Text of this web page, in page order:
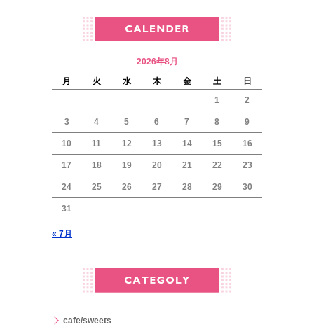
2026年8月
月
火 水 木 金 土
日
1
2
3 4 5 6 7 8 9
10 11 12 13 14 15 16
17 18 19 20 21 22 23
24 25 26 27 28 29 30
31
« 7月
cafe/sweets